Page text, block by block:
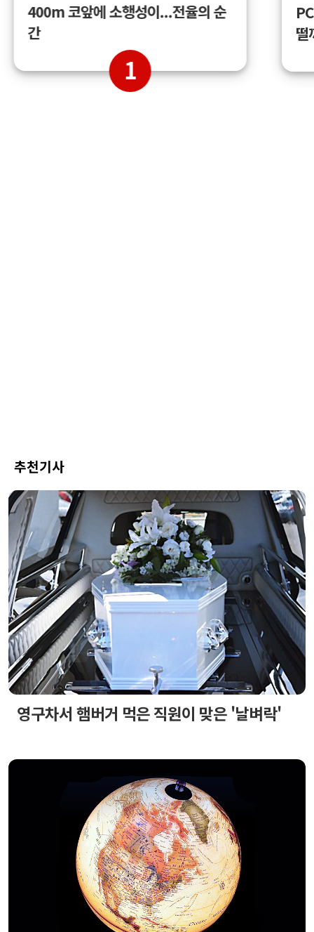
400m 코앞에 소행성이...전율의 순
간
1
떨
추천기사
영구차서 햄버거 먹은 직원이 맞은 '날벼락'